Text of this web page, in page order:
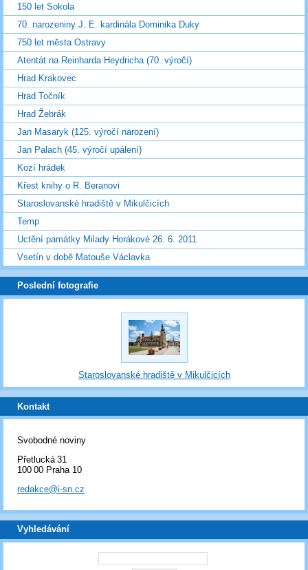
150 let Sokola
70. narozeniny J. E. kardinála Dominika Duky
750 let města Ostravy
Atentát na Reinharda Heydricha (70. výročí)
Hrad Krakovec
Hrad Točník
Hrad Žebrák
Jan Masaryk (125. výročí narození)
Jan Palach (45. výročí upálení)
Kozí hrádek
Křest knihy o R. Beranovi
Staroslovanské hradiště v Mikulčicích
Temp
Uctění památky Milady Horákové 26. 6. 2011
Vsetín v době Matouše Václavka
Poslední fotografie
Staroslovanské hradiště v Mikulčicích
Kontakt
Svobodné noviny
Přetlucká 31
100 00 Praha 10
redakce@i-sn.cz
Vyhledávání